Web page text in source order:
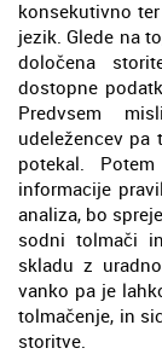
konsekutivno
jezik. Glede na
določena
dostopne
Predvsem
udeležencev
potekal.
informacije
analiza, bo
sodni tolmači
skladu z
vanko pa je
tolmačenje, in
storitve.